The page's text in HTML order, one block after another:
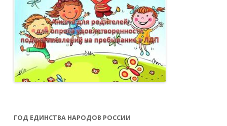
ГОД ЕДИНСТВА НАРОДОВ РОССИИ